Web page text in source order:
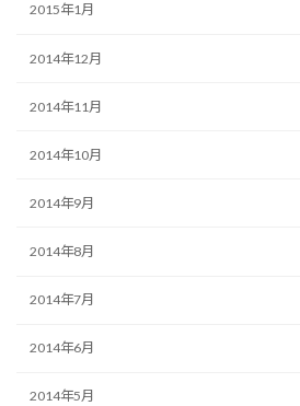
2015年1月
2014年12月
2014年11月
2014年10月
2014年9月
2014年8月
2014年7月
2014年6月
2014年5月